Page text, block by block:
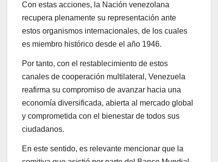
Con estas acciones, la Nación venezolana
recupera plenamente su representación ante
estos organismos internacionales, de los cuales
es miembro histórico desde el año 1946.
Por tanto, con el restablecimiento de estos
canales de cooperación multilateral, Venezuela
reafirma su compromiso de avanzar hacia una
economía diversificada, abierta al mercado global
y comprometida con el bienestar de todos sus
ciudadanos.
En este sentido, es relevante mencionar que la